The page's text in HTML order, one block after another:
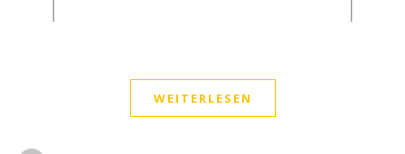
WEITERLESEN